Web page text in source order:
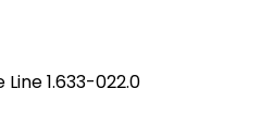
1.633-022.0